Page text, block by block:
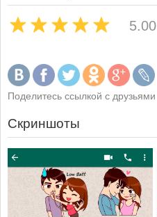
5.00
Поделитесь ссылкой с друзьями
Скриншоты